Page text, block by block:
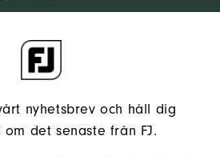
nyhetsbrev och håll dig
det senaste från FJ.